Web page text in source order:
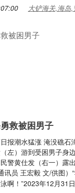
大铲海关,海岛
救被困男子
报潮水猛涨 淹没礁石
左）游到受困男子身
警黄仕发（右一）露
讯员 王宏毅 文/供图
啊！”2023年12月31